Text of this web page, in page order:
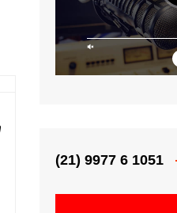
(21) 9977 6 1051